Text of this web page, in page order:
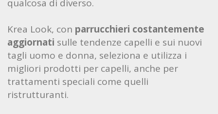
qualcosa di diverso.
Krea Look, con parrucchieri costantemente
aggiornati sulle tendenze capelli e sui nuovi
tagli uomo e donna, seleziona e utilizza i
migliori prodotti per capelli, anche per
trattamenti speciali come quelli
ristrutturanti.